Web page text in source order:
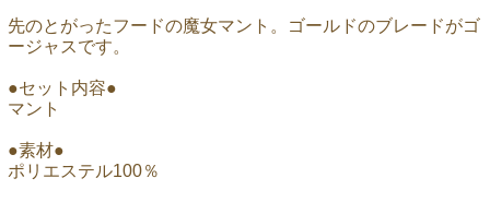
先のとがったフードの魔女マント。ゴールドのブレードがゴ
ージャスです。
●セット内容●
マント
●素材●
ポリエステル100％